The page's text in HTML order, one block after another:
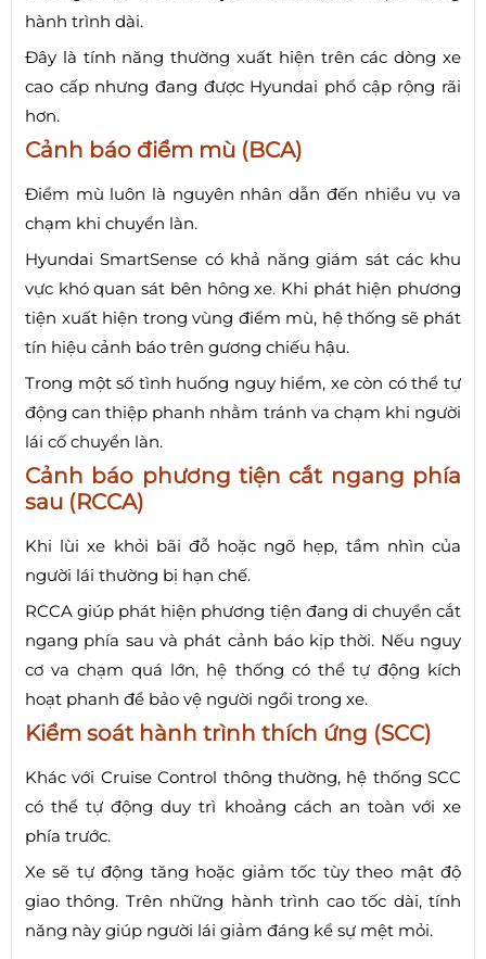
hành trình dài.
Đây là tính năng thường xuất hiện trên các dòng xe
cao cấp nhưng đang được Hyundai phổ cập rộng rãi
hơn.
Cảnh báo điểm mù (BCA)
Điểm mù luôn là nguyên nhân dẫn đến nhiều vụ va
chạm khi chuyển làn.
Hyundai SmartSense có khả năng giám sát các khu
vực khó quan sát bên hông xe. Khi phát hiện phương
tiện xuất hiện trong vùng điểm mù, hệ thống sẽ phát
tín hiệu cảnh báo trên gương chiếu hậu.
Trong một số tình huống nguy hiểm, xe còn có thể tự
động can thiệp phanh nhằm tránh va chạm khi người
lái cố chuyển làn.
Cảnh báo phương tiện cắt ngang phía
sau (RCCA)
Khi lùi xe khỏi bãi đỗ hoặc ngõ hẹp, tầm nhìn của
người lái thường bị hạn chế.
RCCA giúp phát hiện phương tiện đang di chuyển cắt
ngang phía sau và phát cảnh báo kịp thời. Nếu nguy
cơ va chạm quá lớn, hệ thống có thể tự động kích
hoạt phanh để bảo vệ người ngồi trong xe.
Kiểm soát hành trình thích ứng (SCC)
Khác với Cruise Control thông thường, hệ thống SCC
có thể tự động duy trì khoảng cách an toàn với xe
phía trước.
Xe sẽ tự động tăng hoặc giảm tốc tùy theo mật độ
giao thông. Trên những hành trình cao tốc dài, tính
năng này giúp người lái giảm đáng kể sự mệt mỏi.